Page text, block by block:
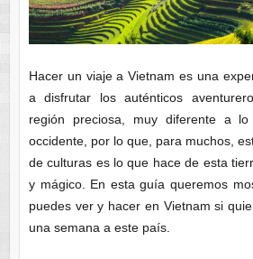
Hacer un viaje a Vietnam es una
a disfrutar los auténticos
región preciosa, muy diferente a
occidente, por lo que, para muchos,
de culturas es lo que hace de esta
y mágico. En esta guía queremos
puedes ver y hacer en Vietnam si
una semana a este país.